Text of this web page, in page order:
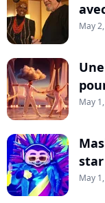
May
May
May